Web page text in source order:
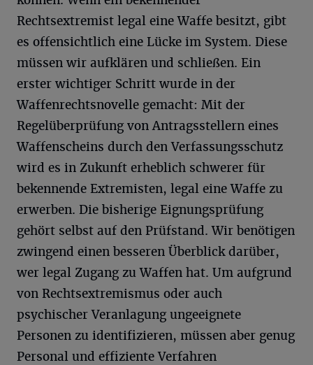
Rechtsextremist legal eine Waffe besitzt, gibt
es offensichtlich eine Lücke im System. Diese
müssen wir aufklären und schließen. Ein
erster wichtiger Schritt wurde in der
Waffenrechtsnovelle gemacht: Mit der
Regelüberprüfung von Antragsstellern eines
Waffenscheins durch den Verfassungsschutz
wird es in Zukunft erheblich schwerer für
bekennende Extremisten, legal eine Waffe zu
erwerben. Die bisherige Eignungsprüfung
gehört selbst auf den Prüfstand. Wir benötigen
zwingend einen besseren Überblick darüber,
wer legal Zugang zu Waffen hat. Um aufgrund
von Rechtsextremismus oder auch
psychischer Veranlagung ungeeignete
Personen zu identifizieren, müssen aber genug
Personal und effiziente Verfahren